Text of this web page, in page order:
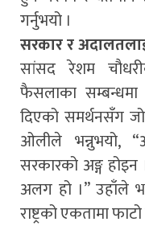
गर्नुभयो ।
सरकार र
सांसद रेशम
फैसलाका सम्बन्धमा
दिएको समर्थनसँग
ओलीले भन्नुभयो,
सरकारको अङ्ग
अलग हो ।” उहाँले
राष्ट्रको एकतामा